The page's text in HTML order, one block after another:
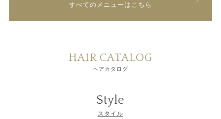
すべてのメニューはこちら
HAIR CATALOG
ヘアカタログ
Style
スタイル